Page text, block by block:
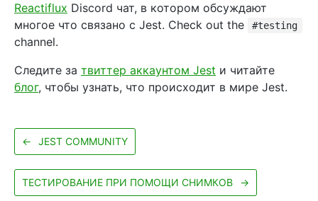
Reactiflux Discord чат, в котором обсуждают
многое что связано с Jest. Check out the
#testing
channel.
Следите за твиттер аккаунтом Jest и читайте
блог, чтобы узнать, что происходит в мире Jest.
← JEST COMMUNITY
ТЕСТИРОВАНИЕ ПРИ ПОМОЩИ СНИМКОВ →